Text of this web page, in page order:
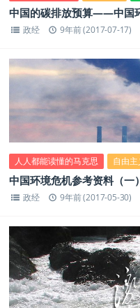
中国的碳排放预算——中国
政经 9年前 (2017-07-17)
人人都能读懂的马克思 自由
中国环境危机参考资料（一）
政经 9年前 (2017-05-30)